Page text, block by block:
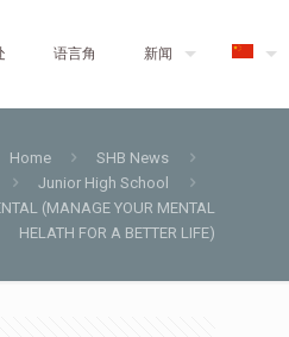
语言角 新闻
Home
SHB News
Junior High School
(MANAGE YOUR MENTAL
HELATH FOR A BETTER LIFE)